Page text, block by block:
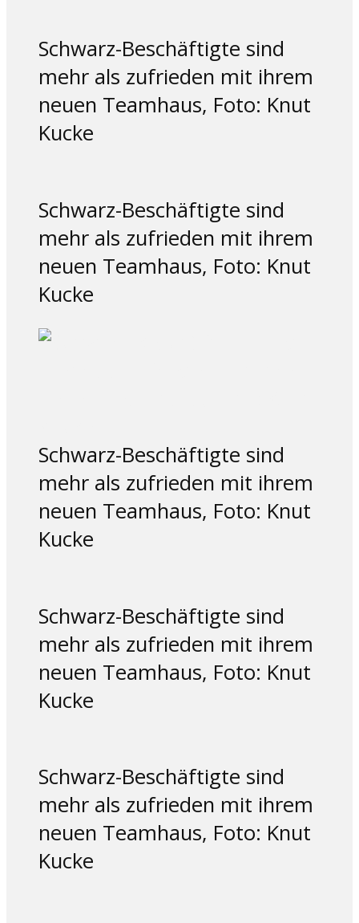
Schwarz-Beschäftigte sind
mehr als zufrieden mit ihrem
neuen Teamhaus, Foto: Knut
Kucke
Schwarz-Beschäftigte sind
mehr als zufrieden mit ihrem
neuen Teamhaus, Foto: Knut
Kucke
Schwarz-Beschäftigte sind
mehr als zufrieden mit ihrem
neuen Teamhaus, Foto: Knut
Kucke
Schwarz-Beschäftigte sind
mehr als zufrieden mit ihrem
neuen Teamhaus, Foto: Knut
Kucke
Schwarz-Beschäftigte sind
mehr als zufrieden mit ihrem
neuen Teamhaus, Foto: Knut
Kucke